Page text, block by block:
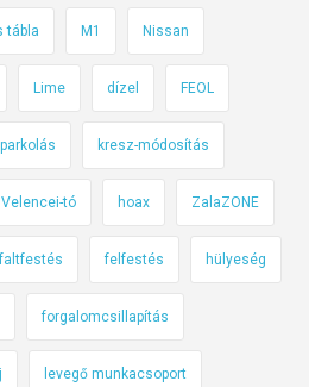
tábla M1 Nissan
Lime dízel FEOL
kresz-módosítás
Velencei-tó hoax ZalaZONE
felfestés hülyeség
forgalomcsillapítás
levegő munkacsoport